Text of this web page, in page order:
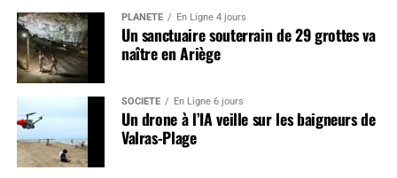
PLANÈTE En Ligne 4 jours
Un sanctuaire souterrain de 29 grottes va
naître en Ariège
SOCIÉTÉ En Ligne 6 jours
Un drone à l’IA veille sur les baigneurs de
Valras-Plage